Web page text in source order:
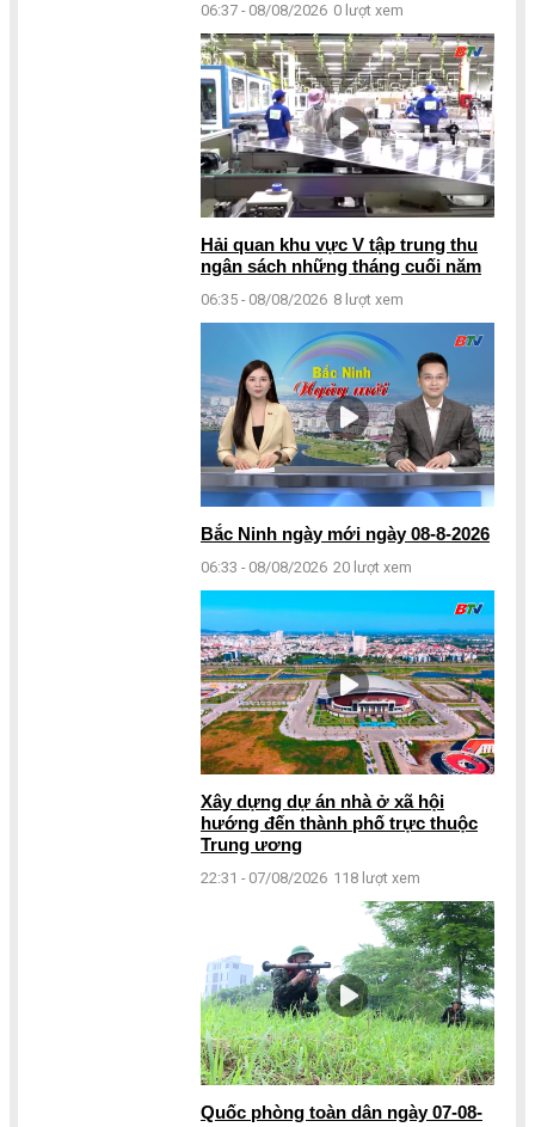
06:37 - 08/08/2026 0 lượt xem
Hải quan khu vực V tập trung thu
ngân sách những tháng cuối năm
06:35 - 08/08/2026 8 lượt xem
Bắc Ninh ngày mới ngày 08-8-2026
06:33 - 08/08/2026 20 lượt xem
Xây dựng dự án nhà ở xã hội
hướng đến thành phố trực thuộc
Trung ương
22:31 - 07/08/2026 118 lượt xem
Quốc phòng toàn dân ngày 07-08-